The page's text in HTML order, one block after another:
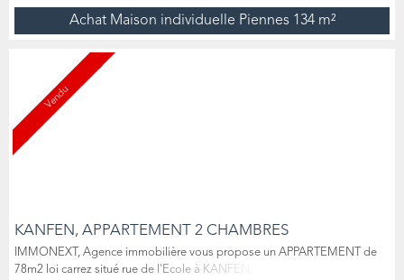
dans un quartier pavillonnaire calme et recherché, elle bénéficie d’une
exposition plein sud. Au rez-de-chaussée, vous trouverez, un hall
vaste cuisine ouverte sur la terrasse et son j...
Achat Maison individuelle Piennes 134 m²
Vendu
KANFEN, APPARTEMENT 2 CHAMBRES
IMMONEXT, Agence immobilière vous propose un APPARTEMENT de
78m2 loi carrez situé rue de l'Ecole à KANFEN, à proximité immédiate